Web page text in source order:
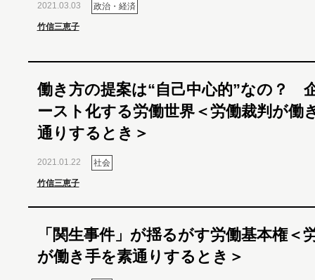
2021.03.03 政治・経済
竹信三恵子
働き方の提案は“自己中心的”なの？
ースト化する労働世界＜労働裁判が働
通りするとき＞
2021.01.22 社会
竹信三恵子
「関生事件」が揺るがす労働基本権＜
が働き手を素通りするとき＞